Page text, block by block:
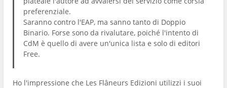
preferenziale.
Saranno contro l'EAP, ma sanno tanto di Doppio
Binario. Forse sono da rivalutare, poiché l'intento di
CdM è quello di avere un'unica lista e solo di editori
Free.
Ho l'impressione che Les Flâneurs Edizioni utilizzi i suoi